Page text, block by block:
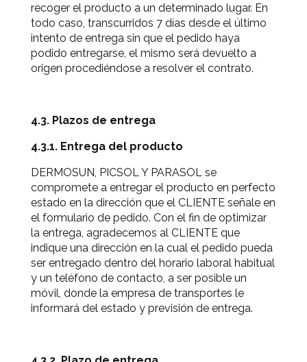
recoger el producto a un determinado lugar. En
todo caso, transcurridos 7 días desde el último
intento de entrega sin que el pedido haya
podido entregarse, el mismo será devuelto a
origen procediéndose a resolver el contrato.
4.3. Plazos de entrega
4.3.1. Entrega del producto
DERMOSUN, PICSOL Y PARASOL se
compromete a entregar el producto en perfecto
estado en la dirección que el CLIENTE señale en
el formulario de pedido. Con el fin de optimizar
la entrega, agradecemos al CLIENTE que
indique una dirección en la cual el pedido pueda
ser entregado dentro del horario laboral habitual
y un teléfono de contacto, a ser posible un
móvil, donde la empresa de transportes le
informará del estado y previsión de entrega.